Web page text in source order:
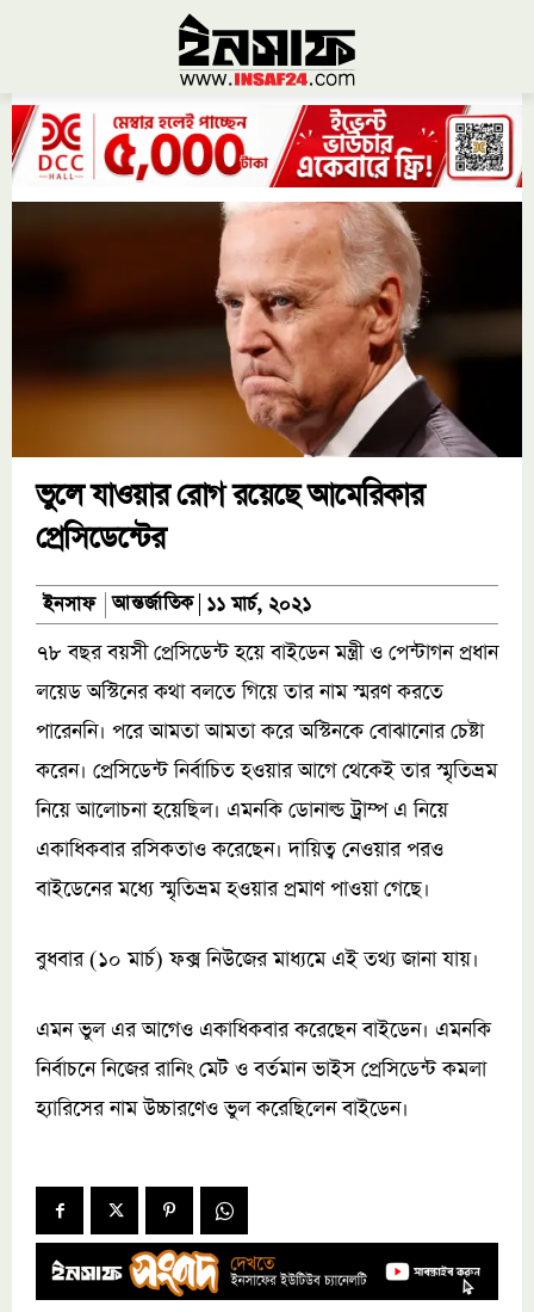
ভুলে যাওয়ার রোগ রয়েছে আমেরিকার
প্রেসিডেন্টের
ইনসাফ আন্তর্জাতিক ১১ মার্চ, ২০২১
৭৮ বছর বয়সী প্রেসিডেন্ট হয়ে বাইডেন মন্ত্রী ও পেন্টাগন প্রধান
লয়েড অস্টিনের কথা বলতে গিয়ে তার নাম স্মরণ করতে
পারেননি। পরে আমতা আমতা করে অস্টিনকে বোঝানোর চেষ্টা
করেন। প্রেসিডেন্ট নির্বাচিত হওয়ার আগে থেকেই তার স্মৃতিভ্রম
নিয়ে আলোচনা হয়েছিল। এমনকি ডোনাল্ড ট্রাম্প এ নিয়ে
একাধিকবার রসিকতাও করেছেন। দায়িত্ব নেওয়ার পরও
বাইডেনের মধ্যে স্মৃতিভ্রম হওয়ার প্রমাণ পাওয়া গেছে।
বুধবার (১০ মার্চ) ফক্স নিউজের মাধ্যমে এই তথ্য জানা যায়।
এমন ভুল এর আগেও একাধিকবার করেছেন বাইডেন। এমনকি
নির্বাচনে নিজের রানিং মেট ও বর্তমান ভাইস প্রেসিডেন্ট কমলা
হ্যারিসের নাম উচ্চারণেও ভুল করেছিলেন বাইডেন।